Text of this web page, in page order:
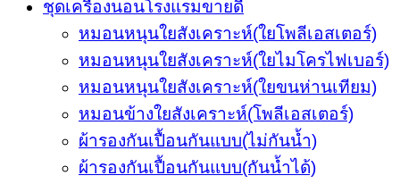
ชุดเครื่องนอนโรงแรมขายดี
หมอนหนุนใยสังเคราะห์(ใยโพลีเอสเตอร์)
หมอนหนุนใยสังเคราะห์(ใยไมโครไฟเบอร์)
หมอนหนุนใยสังเคราะห์(ใยขนห่านเทียม)
หมอนข้างใยสังเคราะห์(โพลีเอสเตอร์)
ผ้ารองกันเปื้อนกันแบบ(ไม่กันน้ำ)
ผ้ารองกันเปื้อนกันแบบ(กันน้ำได้)